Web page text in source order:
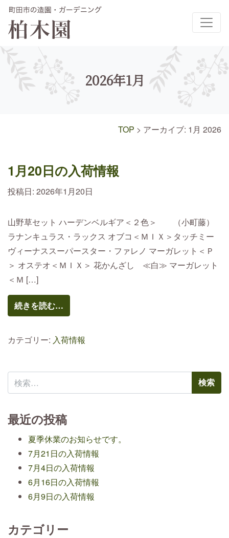
メインナビゲーション
2026年1月
TOP > アーカイブ: 1月 2026
1月20日の入荷情報
投稿日: 2026年1月20日
山野草セット ハーデンベルギア＜２色＞ （小町藤）
ラナンキュラス・ラックス オブコ＜ＭＩＸ＞タッチミー
ヴィーナススーパースター・ファレノ マーガレット＜Ｐ
＞ オステオ＜ＭＩＸ＞ 花かんざし ≪白≫ マーガレット
＜Ｍ […]
続きを読む…
カテゴリー: 入荷情報
検索:
最近の投稿
夏季休業のお知らせです。
7月21日の入荷情報
7月4日の入荷情報
6月16日の入荷情報
6月9日の入荷情報
カテゴリー